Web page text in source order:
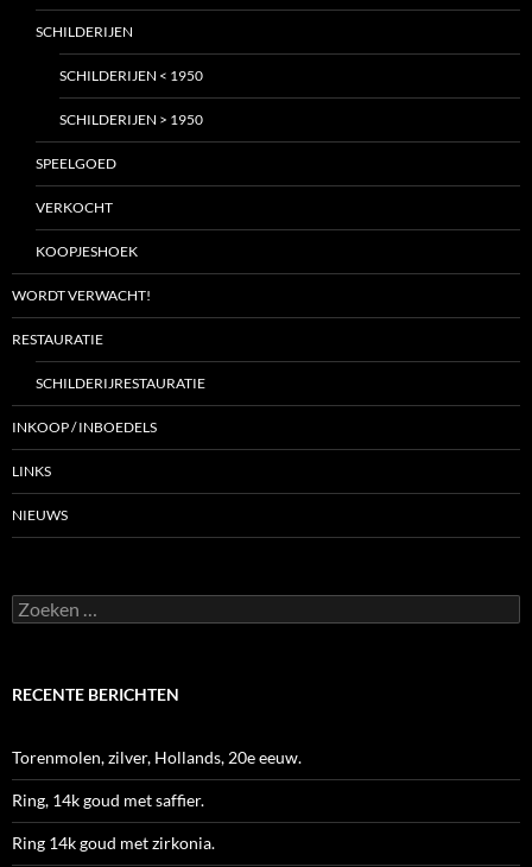
SCHILDERIJEN
SCHILDERIJEN < 1950
SCHILDERIJEN > 1950
SPEELGOED
VERKOCHT
KOOPJESHOEK
WORDT VERWACHT!
RESTAURATIE
SCHILDERIJRESTAURATIE
INKOOP / INBOEDELS
LINKS
NIEUWS
Zoeken
naar:
RECENTE BERICHTEN
Torenmolen, zilver, Hollands, 20e eeuw.
Ring, 14k goud met saffier.
Ring 14k goud met zirkonia.